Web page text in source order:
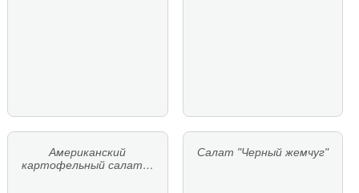
Американский
картофельный салат…
Салат "Черный жемчуг"